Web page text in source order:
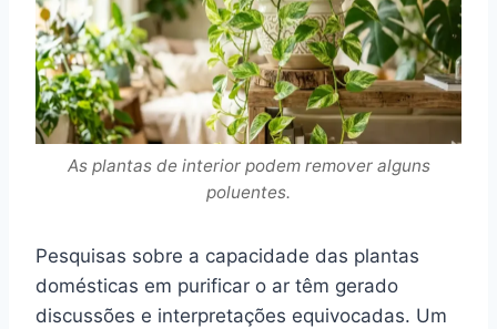
As plantas de interior podem remover alguns
poluentes.
Pesquisas sobre a capacidade das plantas
domésticas em purificar o ar têm gerado
discussões e interpretações equivocadas. Um